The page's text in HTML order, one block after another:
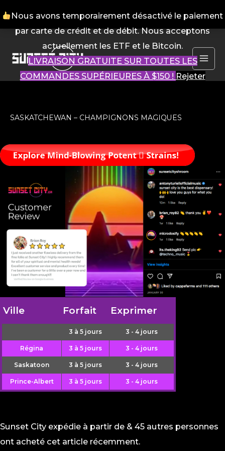
Nous avons temporairement désactivé le paiement
par carte de crédit et de débit. Nous acceptons
actuellement les ETF et le Bitcoin.
LIVRAISON GRATUITE SUR TOUTES LES
COMMANDES SUPÉRIEURES À $150 ! Rejeter
Aller
contenu
SASKATCHEWAN – CHAMPIGNONS MAGIQUES
Ville Forfait Exprimer
3 à 5 jours 3 - 4 jours
Régina 3 à 5 jours 3 - 4 jours
Saskatoon 3 à 5 jours 3 - 4 jours
Prince-Albert 3 à 5 jours 3 - 4 jours
Sunset City expédie à partir de & 45 autres personnes
ont acheté cet article récemment.